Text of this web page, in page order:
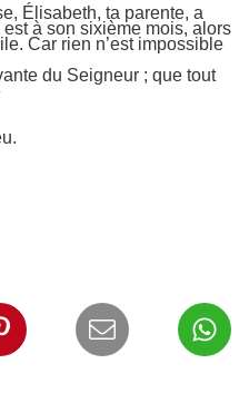
Élisabeth, ta parente, a
à son sixième mois, alors
Car rien n’est impossible
du Seigneur ; que tout